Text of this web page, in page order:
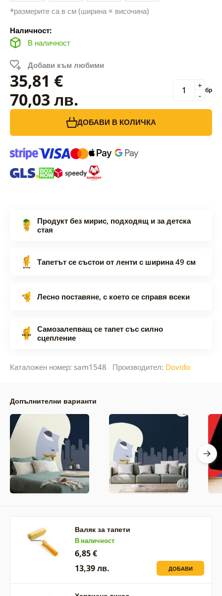
*размерите са в см (ширина × височина)
Наличност:
В наличност
Добави към любими
35,81 €
70,03 лв.
-
+ бр
ДОБАВИ В КОЛИЧКА
Продукт без мирис, подходящ и за детска
стая
Тапетът се състои от ленти с ширина 49 см
Лесно поставяне, с което се справя всеки
Самозалепващ се тапет със силно
сцепление
Каталожен номер: sam1548 Производител: Dovido
Допълнителни варианти
Валяк за тапети
В наличност
6,85 €
13,39 лв.
ДОБАВИ